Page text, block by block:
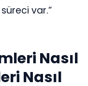
var.”
Nasıl
Nasıl